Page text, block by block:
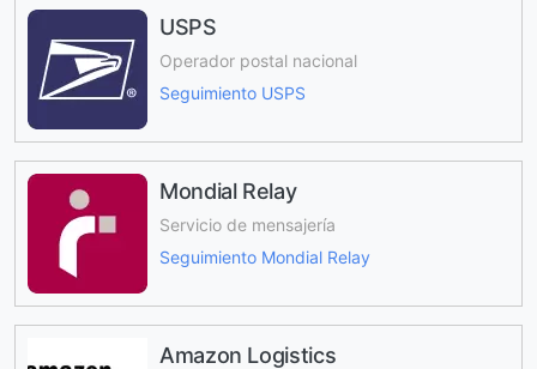
USPS
Operador postal nacional
Seguimiento USPS
Mondial Relay
Servicio de mensajería
Seguimiento Mondial Relay
Amazon Logistics